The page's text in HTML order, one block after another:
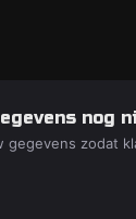
nog
zodat